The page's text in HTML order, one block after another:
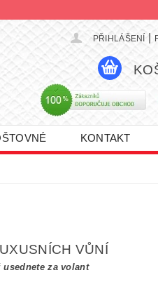
PŘIHLÁŠENÍ
KONTAKT
VŮNÍ
za volant